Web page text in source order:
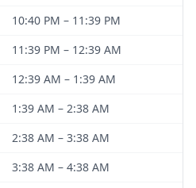
10:40 PM – 11:39 PM
11:39 PM – 12:39 AM
12:39 AM – 1:39 AM
1:39 AM – 2:38 AM
2:38 AM – 3:38 AM
3:38 AM – 4:38 AM